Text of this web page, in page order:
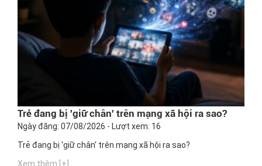
Trẻ đang bị 'giữ chân' trên mạng xã hội ra sao?
Ngày đăng: 07/08/2026 - Lượt xem: 16
Trẻ đang bị 'giữ chân' trên mạng xã hội ra sao?
Xem thêm [+]